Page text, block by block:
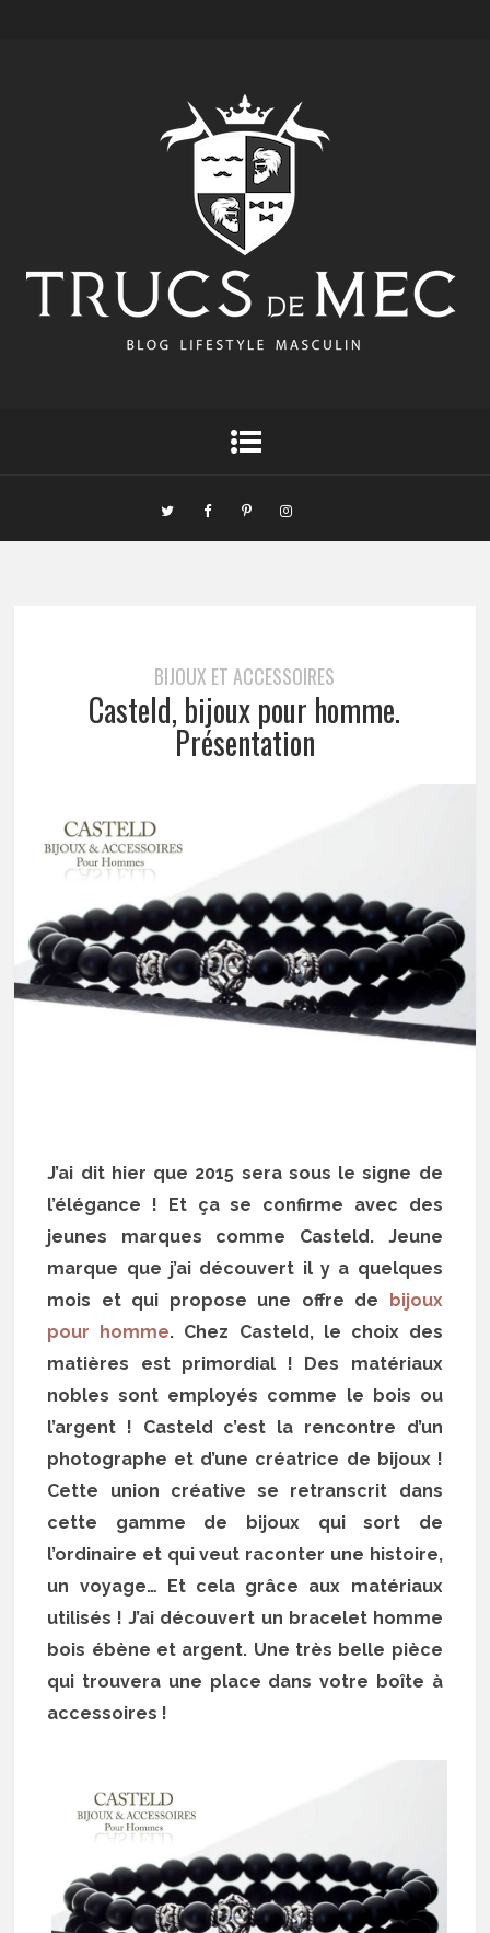
BIJOUX ET ACCESSOIRES
Casteld, bijoux pour homme.
Présentation
J’ai dit hier que 2015 sera sous le signe de
l’élégance ! Et ça se confirme avec des
jeunes marques comme Casteld. Jeune
marque que j’ai découvert il y a quelques
mois et qui propose une offre de bijoux
pour homme. Chez Casteld, le choix des
matières est primordial ! Des matériaux
nobles sont employés comme le bois ou
l’argent ! Casteld c’est la rencontre d’un
photographe et d’une créatrice de bijoux !
Cette union créative se retranscrit dans
cette gamme de bijoux qui sort de
l’ordinaire et qui veut raconter une histoire,
un voyage… Et cela grâce aux matériaux
utilisés ! J’ai découvert un bracelet homme
bois ébène et argent. Une très belle pièce
qui trouvera une place dans votre boîte à
accessoires !